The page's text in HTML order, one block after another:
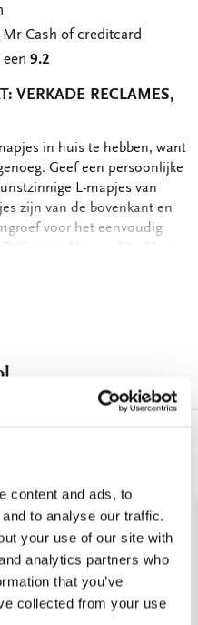
content and ads, to
to analyse our traffic.
your use of our site with
analytics partners who
that you’ve
collected from your use
Cash of creditcard
een9.2
VERKADE RECLAMES,
in huis te hebben, want
Geef een persoonlijke
L-mapjes van
zijn van de bovenkant en
voor het eenvoudig
insteekhoes - 22 x 31 cm
- Full color print op